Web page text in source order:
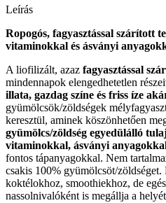
Leírás
Ropogós, fagyasztással szárított
vitaminokkal és ásványi
A liofilizált, azaz fagyasztással
mindennapok elengedhetetlen
illata, gazdag színe és friss íze
gyümölcsök/zöldségek
keresztül, aminek köszönhetően
gyümölcs/zöldség egyedülálló
vitaminokkal, ásványi
fontos tápanyagokkal. Nem
csakis 100% gyümölcsöt/
koktélokhoz, smoothiekhoz, de
nassolnivalóként is megállja a